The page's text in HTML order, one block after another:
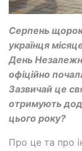
Серпень
українця
День
офіційно
Зазвичай це
отримують
цього року?
Про це та про